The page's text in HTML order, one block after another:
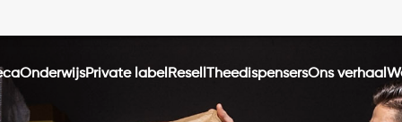
onderwijs private label resell theedispensers ons verhaal